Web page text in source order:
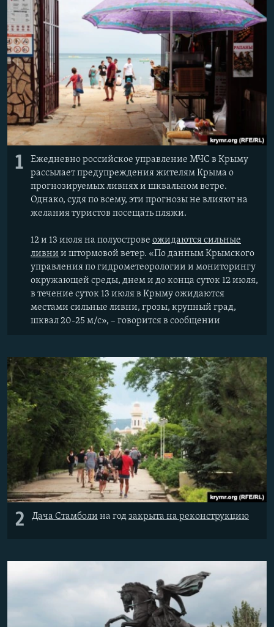
ПОБЕДИТЕЛЕЙ НЕ СУДЯТ?
КРЫМ.НЕПОКОРЕННЫЙ
ELIFBE
УКРАИНСКАЯ ПРОБЛЕМА КРЫМА
ПРИСОЕДИНЯЙТЕСЬ!
Все сайты RFE/RL
1
Ежедневно российское управление МЧС в Крыму
рассылает предупреждения жителям Крыма о
прогнозируемых ливнях и шквальном ветре.
Однако, судя по всему, эти прогнозы не влияют на
желания туристов посещать пляжи.
12 и 13 июля на полуострове ожидаются сильные
ливни и штормовой ветер. «По данным Крымского
управления по гидрометеорологии и мониторингу
окружающей среды, днем и до конца суток 12 июля,
в течение суток 13 июля в Крыму ожидаются
местами сильные ливни, грозы, крупный град,
шквал 20-25 м/с», – говорится в сообщении
2 Дача Стамболи на годзакрыта на реконструкцию